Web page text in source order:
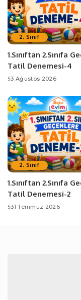
2. Sınıf
1.Sınıftan 2.Sınıfa
Tatil Denemesi-4
3 Ağustos 2026
2. Sınıf
1.Sınıftan 2.Sınıfa
Tatil Denemesi-2
31 Temmuz 2026